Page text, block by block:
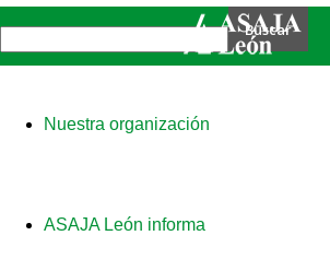
Nuestra organización
ASAJA León informa